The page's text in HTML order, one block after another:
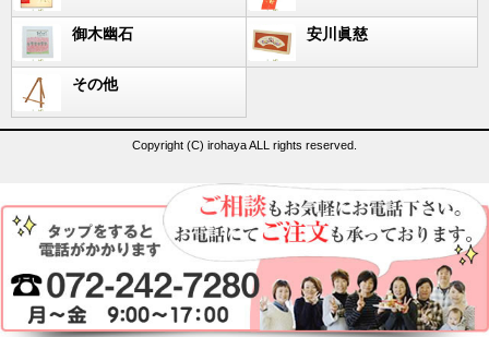
御木幽石 安川眞慈
その他
Copyright (C) irohaya ALL rights reserved.